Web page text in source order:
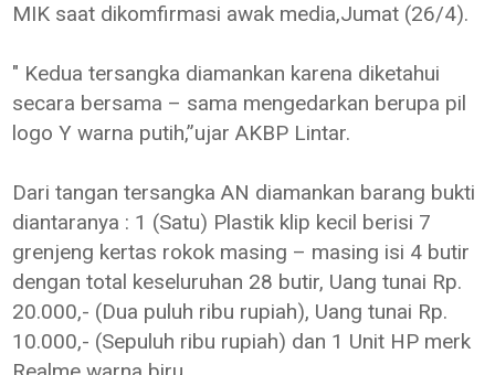
MIK saat dikomfirmasi awak media,Jumat (26/4).
" Kedua tersangka diamankan karena diketahui
secara bersama – sama mengedarkan berupa pil
logo Y warna putih,”ujar AKBP Lintar.
Dari tangan tersangka AN diamankan barang bukti
diantaranya : 1 (Satu) Plastik klip kecil berisi 7
grenjeng kertas rokok masing – masing isi 4 butir
dengan total keseluruhan 28 butir, Uang tunai Rp.
20.000,- (Dua puluh ribu rupiah), Uang tunai Rp.
10.000,- (Sepuluh ribu rupiah) dan 1 Unit HP merk